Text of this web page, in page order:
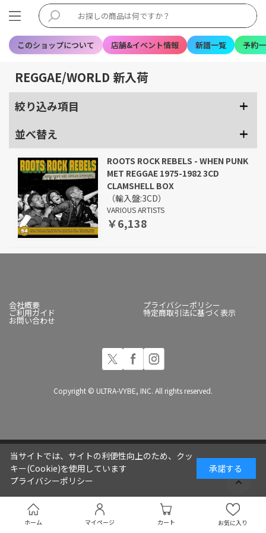
このショップについて 店舗&イベント情報 新譜一覧 予約
ホーム マイページ カート お気に入り
REGGAE/WORLD 新入荷
絞り込み項目
並べ替え
ROOTS ROCK REBELS - WHEN PUNK
MET REGGAE 1975-1982 3CD
CLAMSHELL BOX
（輸入盤:3CD）
VARIOUS ARTISTS
￥6,138
会社概要 プライバシーポリシー
ご利用ガイド 特定商取引法に基づく表示
お問い合わせ
Copyright © ULTRA-VYBE, INC. All rights reserved.
当サイトでは、サイトの利便性向上のため、クッ
キー(Cookie)を使用しています
プライバシーポリシー
承諾する